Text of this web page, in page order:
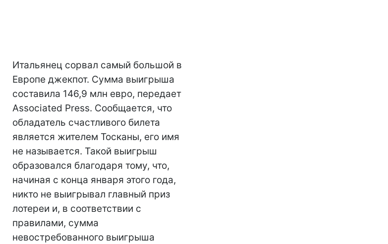
Итальянец сорвал самый большой в
Европе джекпот. Сумма выигрыша
составила 146,9 млн евро, передает
Associated Press. Сообщается, что
обладатель счастливого билета
является жителем Тосканы, его имя
не называется. Такой выигрыш
образовался благодаря тому, что,
начиная с конца января этого года,
никто не выигрывал главный приз
лотереи и, в соответствии с
правилами, сумма
невостребованного выигрыша